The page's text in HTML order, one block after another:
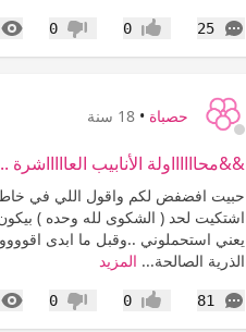
25
التعليقات إعجاب0 عدم إعجاب
0
حصباة • 18 سنة
&&محااااااولة الأنابيب العاااااشرة
حبيت افضفض لكم واقول اللي في
اشتكيت لحد ( الشكوى لله وحده )
يعني استحملوني ..وقبل ما ابدى
الذرية الصالحة... المزيد
81
التعليقات إعجاب0 عدم إعجاب
0